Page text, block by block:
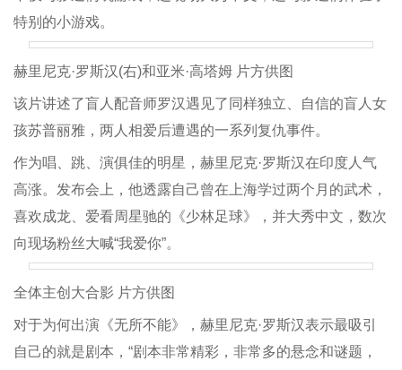
特别的小游戏。
赫里尼克·罗斯汉(右)和亚米·高塔姆 片方供图
该片讲述了盲人配音师罗汉遇见了同样独立、自信的盲人女
孩苏普丽雅，两人相爱后遭遇的一系列复仇事件。
作为唱、跳、演俱佳的明星，赫里尼克·罗斯汉在印度人气
高涨。发布会上，他透露自己曾在上海学过两个月的武术，
喜欢成龙、爱看周星驰的《少林足球》，并大秀中文，数次
向现场粉丝大喊“我爱你”。
全体主创大合影 片方供图
对于为何出演《无所不能》，赫里尼克·罗斯汉表示最吸引
自己的就是剧本，“剧本非常精彩，非常多的悬念和谜题，